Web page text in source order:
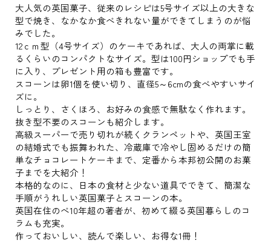
大人気の英国菓子、従来のレシピは5号サイズ以上の大きな
型で焼き、なかなか食べきれない量ができてしまうのが悩
みでした。
12ｃｍ型（4号サイズ）のケーキであれば、大人の両掌に載
るくらいのコンパクトなサイズ。型は100円ショップでも手
に入り、プレゼント用の箱も豊富です。
スコーンは卵1個を使い切り、直径5～6cmの食べやすいサイ
ズに。
しっとり、さくほろ、お好みの食感で無駄なく作れます。
抜き型不要のスコーンも紹介します。
高級スーパーで売り切れが続くクランペットや、英国王室
の結婚式でも振舞われた、冷蔵庫で冷やし固めるだけの簡
単なチョコレートケーキまで、定番から本邦初公開のお菓
子までを大紹介！
本格的なのに、日本の食材と少ない道具でできて、簡潔な
手順がうれしい英国菓子とスコーンの本。
英国在住のべ10年超の著者が、初めて綴る英国暮らしのコ
ラムも充実。
作っておいしい、読んで楽しい、お得な1冊！